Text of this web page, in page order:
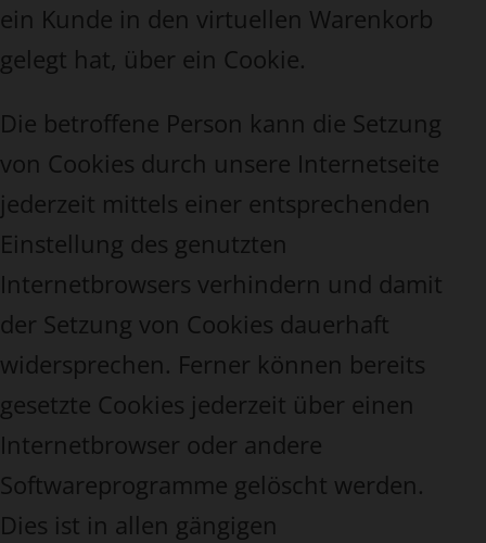
ein Kunde in den virtuellen Warenkorb
gelegt hat, über ein Cookie.
Die betroffene Person kann die Setzung
von Cookies durch unsere Internetseite
jederzeit mittels einer entsprechenden
Einstellung des genutzten
Internetbrowsers verhindern und damit
der Setzung von Cookies dauerhaft
widersprechen. Ferner können bereits
gesetzte Cookies jederzeit über einen
Internetbrowser oder andere
Softwareprogramme gelöscht werden.
Dies ist in allen gängigen